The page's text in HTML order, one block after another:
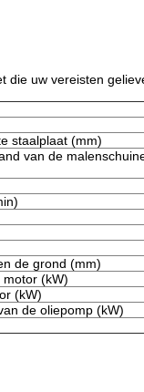
die uw vereisten
staalplaat (mm)
van de
de grond (mm)
(kW)
(kW)
de oliepomp (kW)